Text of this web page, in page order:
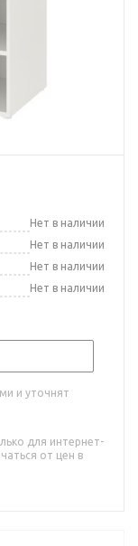
Нет в наличии
Нет в наличии
Нет в наличии
Нет в наличии
и уточнят
для интернет-
от цен в